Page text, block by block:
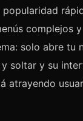
complejos
solo abre tu
soltar y su
atrayendo